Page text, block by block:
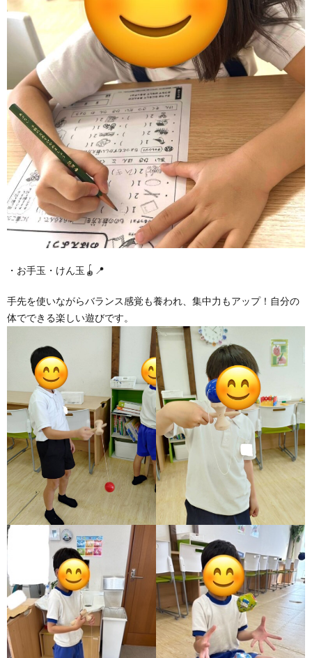
・お手玉・けん玉🪀📍
手先を使いながらバランス感覚も養われ、集中力もアップ！自分の
体でできる楽しい遊びです。